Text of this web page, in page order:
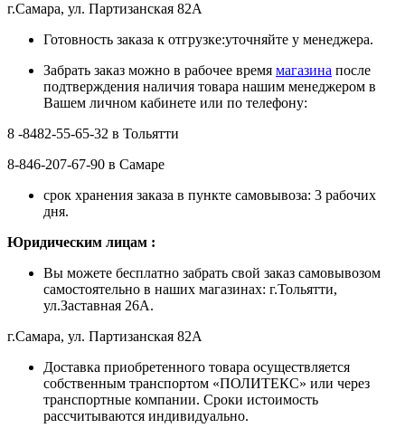
г.Самара, ул. Партизанская 82А
Готовность заказа к отгрузке:уточняйте у менеджера.
Забрать заказ можно в рабочее время магазина после
подтверждения наличия товара нашим менеджером в
Вашем личном кабинете или по телефону:
8 -8482-55-65-32 в Тольятти
8-846-207-67-90 в Самаре
срок хранения заказа в пункте самовывоза: 3 рабочих
дня.
Юридическим лицам :
Вы можете бесплатно забрать свой заказ самовывозом
самостоятельно в наших магазинах: г.Тольятти,
ул.Заставная 26А.
г.Самара, ул. Партизанская 82А
Доставка приобретенного товара осуществляется
собственным транспортом «ПОЛИТЕКС» или через
транспортные компании. Сроки истоимость
рассчитываются индивидуально.